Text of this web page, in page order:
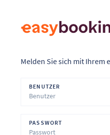
Melden Sie sich mit Ihrem
BENUTZER
PASSWORT